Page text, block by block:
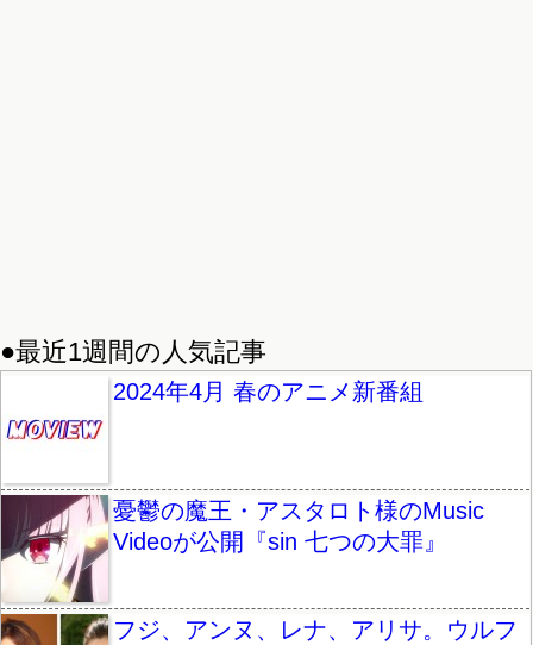
●最近1週間の人気記事
2024年4月 春のアニメ新番組
憂鬱の魔王・アスタロト様のMusic
Videoが公開『sin 七つの大罪』
フジ、アンヌ、レナ、アリサ。ウルフ